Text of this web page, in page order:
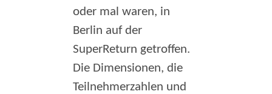
oder mal waren, in
Berlin auf der
SuperReturn getroffen.
Die Dimensionen, die
Teilnehmerzahlen und